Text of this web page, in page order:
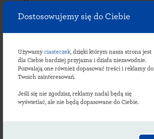
Dostosowujemy się do Ciebie
Używamy ciasteczek, dzięki którym nasza strona jest
dla Ciebie bardziej przyjazna i działa niezawodnie.
Pozwalają one również dopasować treści i reklamy do
Twoich zainteresowań.
Jeśli się nie zgodzisz, reklamy nadal będą się
wyświetlać, ale nie będą dopasowane do Ciebie.
Szkolna
Kruszyn,
Dostępność
i usługi:
robocze: